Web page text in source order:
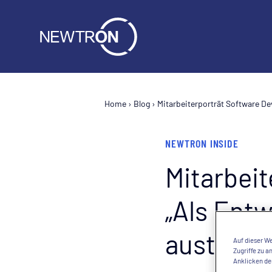
Home › Blog › Mitarbeiterporträt Software
NEWTRON INSIDE
„Als
Auf dieser
Zugriffe zu
Anklicken